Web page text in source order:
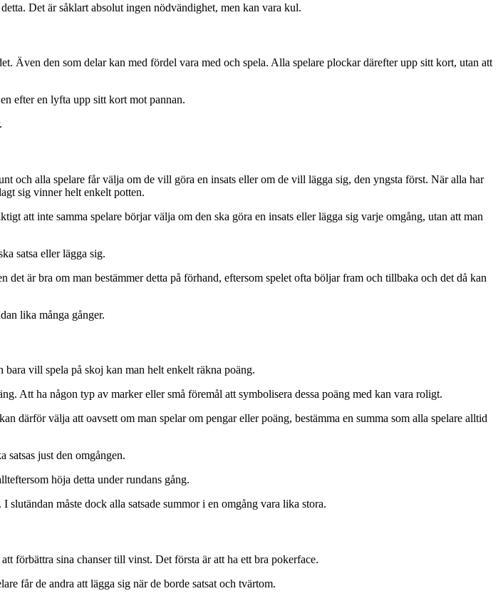
Det är såklart absolut ingen nödvändighet, men kan vara kul.
Även den som delar kan med fördel vara med och spela. Alla spelare plockar därefter upp sitt kort, utan att
efter en lyfta upp sitt kort mot pannan.
och alla spelare får välja om de vill göra en insats eller om de vill lägga sig, den yngsta först. När alla har
sig vinner helt enkelt potten.
att inte samma spelare börjar välja om den ska göra en insats eller lägga sig varje omgång, utan att man
satsa eller lägga sig.
är bra om man bestämmer detta på förhand, eftersom spelet ofta böljar fram och tillbaka och det då kan
lika många gånger.
vill spela på skoj kan man helt enkelt räkna poäng.
Att ha någon typ av marker eller små föremål att symbolisera dessa poäng med kan vara roligt.
därför välja att oavsett om man spelar om pengar eller poäng, bestämma en summa som alla spelare alltid
satsas just den omgången.
höja detta under rundans gång.
slutändan måste dock alla satsade summor i en omgång vara lika stora.
förbättra sina chanser till vinst. Det första är att ha ett bra pokerface.
får de andra att lägga sig när de borde satsat och tvärtom.